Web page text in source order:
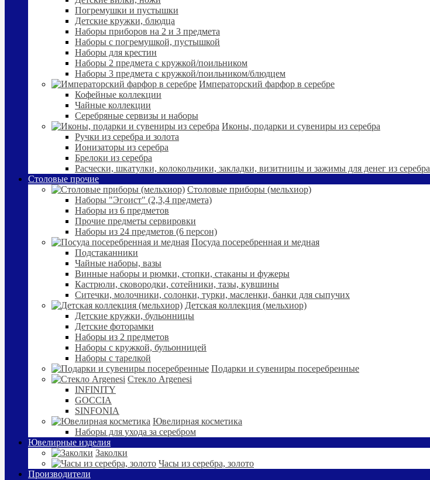
Погремушки и пустышки
Детские кружки, блюдца
Наборы приборов на 2 и 3 предмета
Наборы с погремушкой, пустышкой
Наборы для крестин
Наборы 2 предмета с кружкой/поильником
Наборы 3 предмета с кружкой/поильником/блюдцем
Императорский фарфор в серебре
Кофейные коллекции
Чайные коллекции
Серебряные сервизы и наборы
Иконы, подарки и сувениры из серебра
Ручки из серебра и золота
Ионизаторы из серебра
Брелоки из серебра
Расчески, шкатулки, колокольчики, закладки, визитницы и зажимы для денег из серебра
Столовые прочие
Столовые приборы (мельхиор)
Наборы "Эгоист" (2,3,4 предмета)
Наборы из 6 предметов
Прочие предметы сервировки
Наборы из 24 предметов (6 персон)
Посуда посеребренная и медная
Подстаканники
Чайные наборы, вазы
Винные наборы и рюмки, стопки, стаканы и фужеры
Кастрюли, сковородки, сотейники, тазы, кувшины
Ситечки, молочники, солонки, турки, масленки, банки для сыпучих
Детская коллекция (мельхиор)
Детские кружки, бульонницы
Детские фоторамки
Наборы из 2 предметов
Наборы с кружкой, бульонницей
Наборы с тарелкой
Подарки и сувениры посеребренные
Стекло Argenesi
INFINITY
GOCCIA
SINFONIA
Ювелирная косметика
Наборы для ухода за серебром
Ювелирные изделия
Заколки
Часы из серебра, золото
Производители